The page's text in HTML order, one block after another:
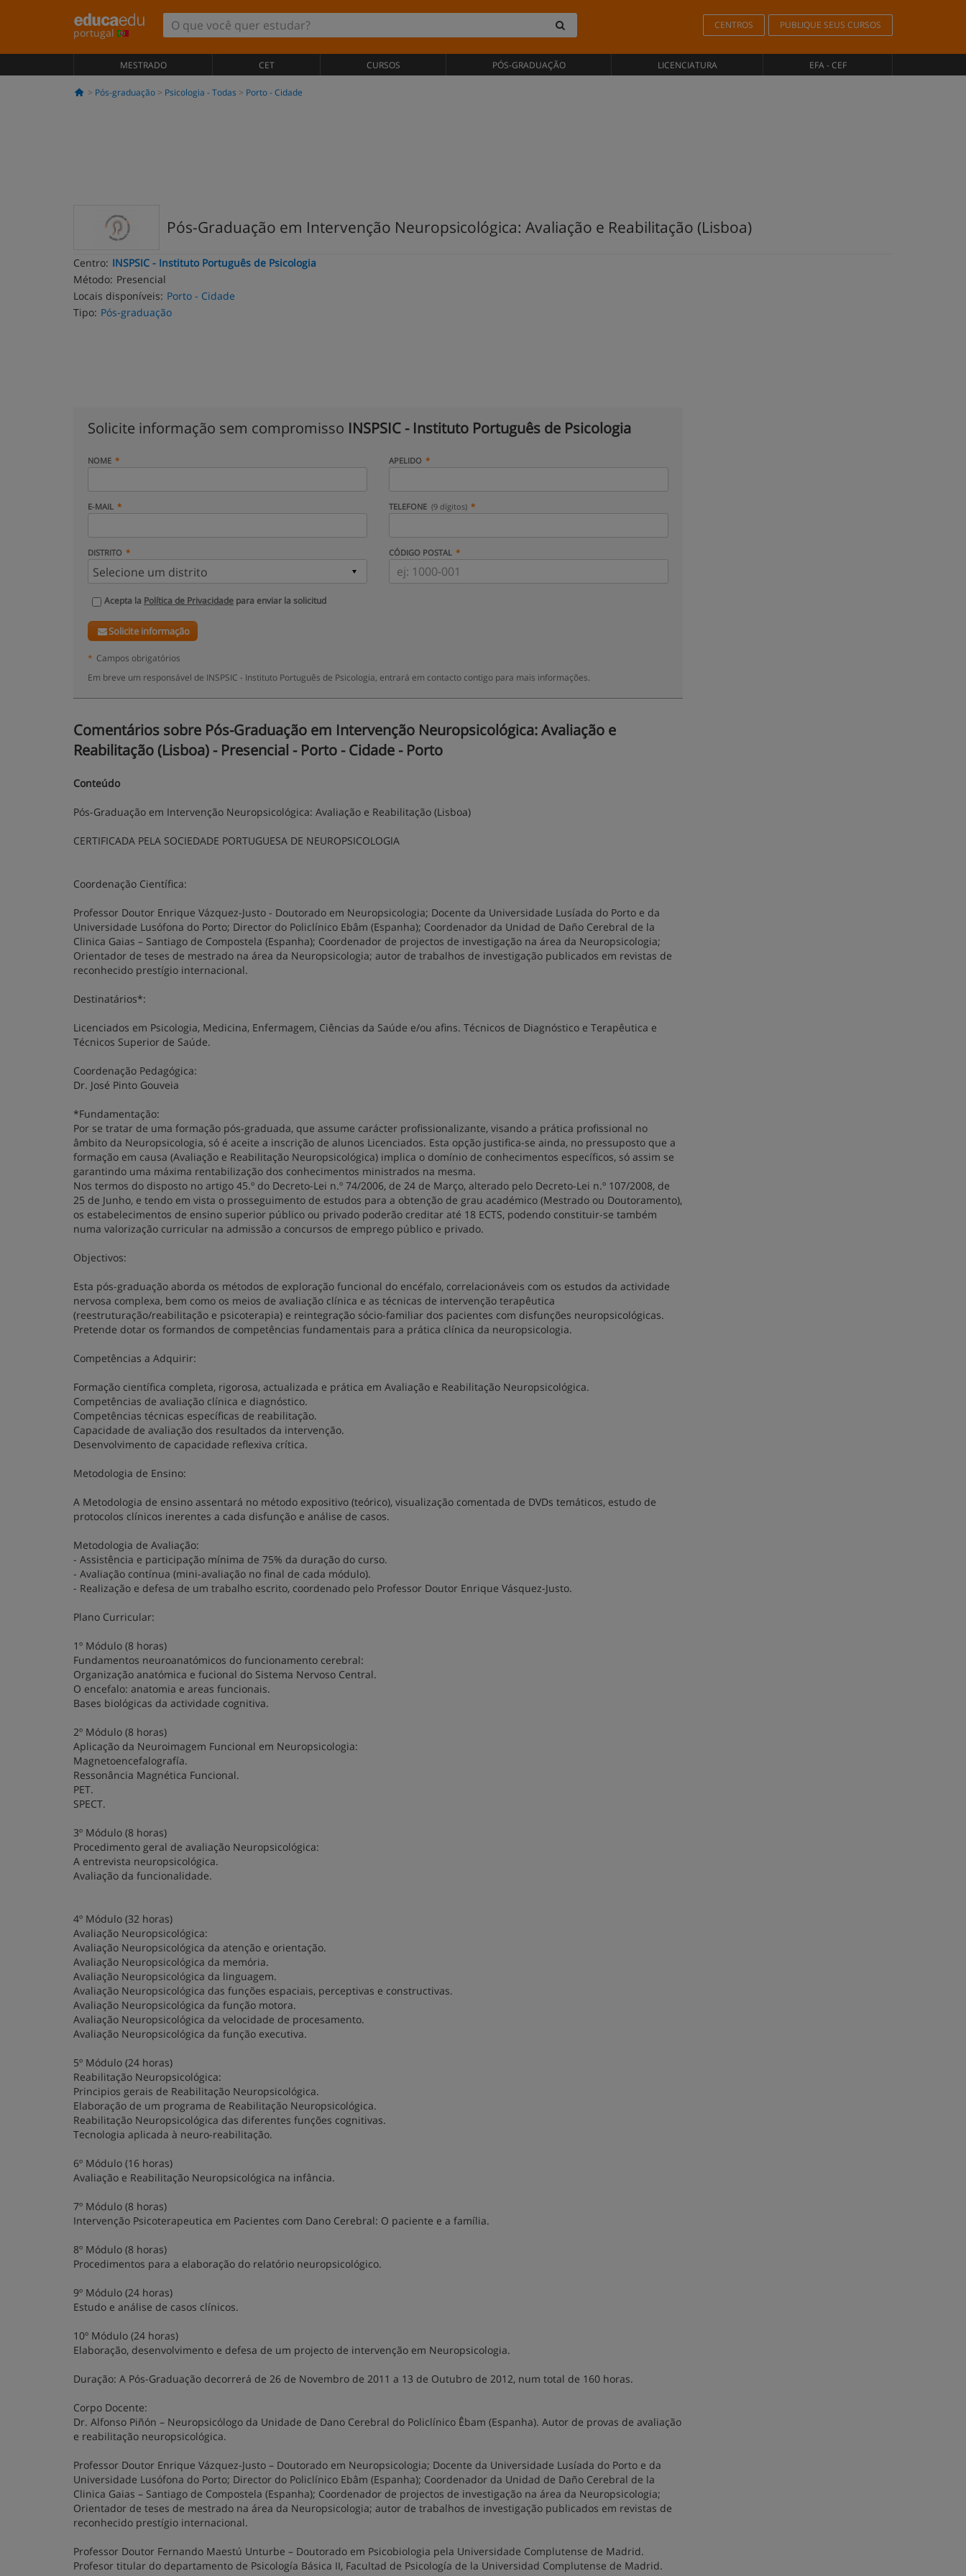
portugal
CENTROS PUBLIQUE SEUS CURSOS
MESTRADO CET CURSOS PÓS-GRADUAÇÃO LICENCIATURA EFA - CEF
Pós-graduação Psicologia - Todas Porto - Cidade
Pós-Graduação em Intervenção Neuropsicológica: Avaliação e Reabilitação (Lisboa)
Centro: INSPSIC - Instituto Português de Psicologia
Método: Presencial
Locais disponíveis: Porto - Cidade
Tipo: Pós-graduação
Solicite informação sem compromisso INSPSIC - Instituto Português de Psicologia
NOME APELIDO
E-MAIL TELEFONE (9 dígitos)
DISTRITO CÓDIGO POSTAL
Acepta la Política de Privacidade para enviar la solicitud
Solicite informação
* Campos obrigatórios
Em breve um responsável de INSPSIC - Instituto Português de Psicologia, entrará em contacto contigo para mais informações.
Comentários sobre Pós-Graduação em Intervenção Neuropsicológica: Avaliação e
Reabilitação (Lisboa) - Presencial - Porto - Cidade - Porto
Conteúdo
Pós-Graduação em Intervenção Neuropsicológica: Avaliação e Reabilitação (Lisboa)
CERTIFICADA PELA SOCIEDADE PORTUGUESA DE NEUROPSICOLOGIA
Coordenação Científica:
Professor Doutor Enrique Vázquez-Justo - Doutorado em Neuropsicologia; Docente da Universidade Lusíada do Porto e da
Universidade Lusófona do Porto; Director do Policlínico Ebâm (Espanha); Coordenador da Unidad de Daño Cerebral de la
Clinica Gaias – Santiago de Compostela (Espanha); Coordenador de projectos de investigação na área da Neuropsicologia;
Orientador de teses de mestrado na área da Neuropsicologia; autor de trabalhos de investigação publicados em revistas de
reconhecido prestígio internacional.
Destinatários*:
Licenciados em Psicologia, Medicina, Enfermagem, Ciências da Saúde e/ou afins. Técnicos de Diagnóstico e Terapêutica e
Técnicos Superior de Saúde.
Coordenação Pedagógica:
Dr. José Pinto Gouveia
*Fundamentação:
Por se tratar de uma formação pós-graduada, que assume carácter profissionalizante, visando a prática profissional no
âmbito da Neuropsicologia, só é aceite a inscrição de alunos Licenciados. Esta opção justifica-se ainda, no pressuposto que a
formação em causa (Avaliação e Reabilitação Neuropsicológica) implica o domínio de conhecimentos específicos, só assim se
garantindo uma máxima rentabilização dos conhecimentos ministrados na mesma.
Nos termos do disposto no artigo 45.º do Decreto-Lei n.º 74/2006, de 24 de Março, alterado pelo Decreto-Lei n.º 107/2008, de
25 de Junho, e tendo em vista o prosseguimento de estudos para a obtenção de grau académico (Mestrado ou Doutoramento),
os estabelecimentos de ensino superior público ou privado poderão creditar até 18 ECTS, podendo constituir-se também
numa valorização curricular na admissão a concursos de emprego público e privado.
Objectivos:
Esta pós-graduação aborda os métodos de exploração funcional do encéfalo, correlacionáveis com os estudos da actividade
nervosa complexa, bem como os meios de avaliação clínica e as técnicas de intervenção terapêutica
(reestruturação/reabilitação e psicoterapia) e reintegração sócio-familiar dos pacientes com disfunções neuropsicológicas.
Pretende dotar os formandos de competências fundamentais para a prática clínica da neuropsicologia.
Competências a Adquirir:
Formação científica completa, rigorosa, actualizada e prática em Avaliação e Reabilitação Neuropsicológica.
Competências de avaliação clínica e diagnóstico.
Competências técnicas específicas de reabilitação.
Capacidade de avaliação dos resultados da intervenção.
Desenvolvimento de capacidade reflexiva crítica.
Metodologia de Ensino:
A Metodologia de ensino assentará no método expositivo (teórico), visualização comentada de DVDs temáticos, estudo de
protocolos clínicos inerentes a cada disfunção e análise de casos.
Metodologia de Avaliação:
- Assistência e participação mínima de 75% da duração do curso.
- Avaliação contínua (mini-avaliação no final de cada módulo).
- Realização e defesa de um trabalho escrito, coordenado pelo Professor Doutor Enrique Vásquez-Justo.
Plano Curricular:
1º Módulo (8 horas)
Fundamentos neuroanatómicos do funcionamento cerebral:
Organização anatómica e fucional do Sistema Nervoso Central.
O encefalo: anatomia e areas funcionais.
Bases biológicas da actividade cognitiva.
2º Módulo (8 horas)
Aplicação da Neuroimagem Funcional em Neuropsicologia:
Magnetoencefalografía.
Ressonância Magnética Funcional.
PET.
SPECT.
3º Módulo (8 horas)
Procedimento geral de avaliação Neuropsicológica:
A entrevista neuropsicológica.
Avaliação da funcionalidade.
4º Módulo (32 horas)
Avaliação Neuropsicológica:
Avaliação Neuropsicológica da atenção e orientação.
Avaliação Neuropsicológica da memória.
Avaliação Neuropsicológica da linguagem.
Avaliação Neuropsicológica das funções espaciais, perceptivas e constructivas.
Avaliação Neuropsicológica da função motora.
Avaliação Neuropsicológica da velocidade de procesamento.
Avaliação Neuropsicológica da função executiva.
5º Módulo (24 horas)
Reabilitação Neuropsicológica:
Principios gerais de Reabilitação Neuropsicológica.
Elaboração de um programa de Reabilitação Neuropsicológica.
Reabilitação Neuropsicológica das diferentes funções cognitivas.
Tecnologia aplicada à neuro-reabilitação.
6º Módulo (16 horas)
Avaliação e Reabilitação Neuropsicológica na infância.
7º Módulo (8 horas)
Intervenção Psicoterapeutica em Pacientes com Dano Cerebral: O paciente e a família.
8º Módulo (8 horas)
Procedimentos para a elaboração do relatório neuropsicológico.
9º Módulo (24 horas)
Estudo e análise de casos clínicos.
10º Módulo (24 horas)
Elaboração, desenvolvimento e defesa de um projecto de intervenção em Neuropsicologia.
Duração: A Pós-Graduação decorrerá de 26 de Novembro de 2011 a 13 de Outubro de 2012, num total de 160 horas.
Corpo Docente:
Dr. Alfonso Piñón – Neuropsicólogo da Unidade de Dano Cerebral do Policlínico Êbam (Espanha). Autor de provas de avaliação
e reabilitação neuropsicológica.
Professor Doutor Enrique Vázquez-Justo – Doutorado em Neuropsicologia; Docente da Universidade Lusíada do Porto e da
Universidade Lusófona do Porto; Director do Policlínico Ebâm (Espanha); Coordenador da Unidad de Daño Cerebral de la
Clinica Gaias – Santiago de Compostela (Espanha); Coordenador de projectos de investigação na área da Neuropsicologia;
Orientador de teses de mestrado na área da Neuropsicologia; autor de trabalhos de investigação publicados em revistas de
reconhecido prestígio internacional.
Professor Doutor Fernando Maestú Unturbe – Doutorado em Psicobiologia pela Universidade Complutense de Madrid.
Profesor titular do departamento de Psicología Básica II, Facultad de Psicología de la Universidad Complutense de Madrid.